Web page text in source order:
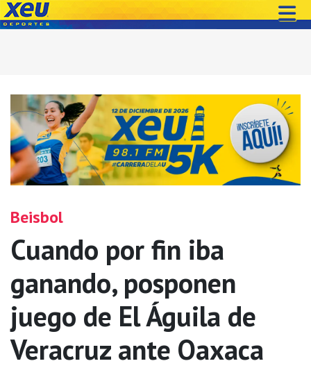
Beisbol
Cuando por fin iba
ganando, posponen
juego de El Águila de
Veracruz ante Oaxaca